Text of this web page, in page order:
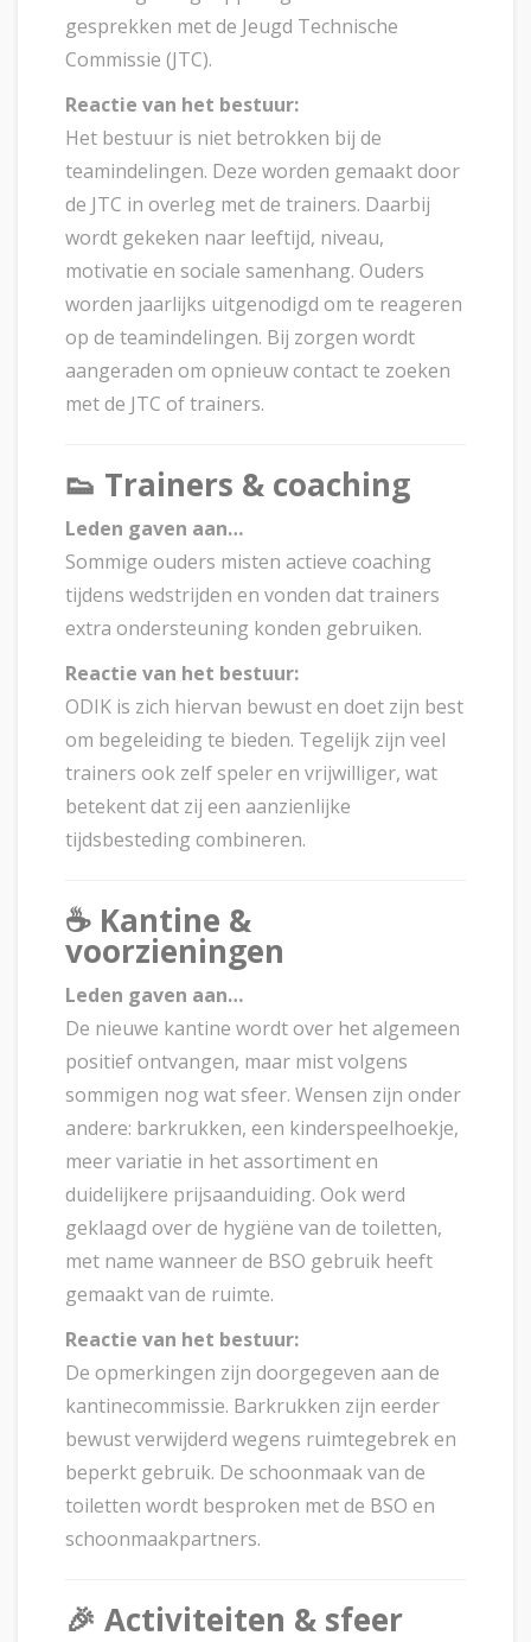
gesprekken met de Jeugd Technische
Commissie (JTC).
Reactie van het bestuur:
Het bestuur is niet betrokken bij de
teamindelingen. Deze worden gemaakt door
de JTC in overleg met de trainers. Daarbij
wordt gekeken naar leeftijd, niveau,
motivatie en sociale samenhang. Ouders
worden jaarlijks uitgenodigd om te reageren
op de teamindelingen. Bij zorgen wordt
aangeraden om opnieuw contact te zoeken
met de JTC of trainers.
👟 Trainers & coaching
Leden gaven aan…
Sommige ouders misten actieve coaching
tijdens wedstrijden en vonden dat trainers
extra ondersteuning konden gebruiken.
Reactie van het bestuur:
ODIK is zich hiervan bewust en doet zijn best
om begeleiding te bieden. Tegelijk zijn veel
trainers ook zelf speler en vrijwilliger, wat
betekent dat zij een aanzienlijke
tijdsbesteding combineren.
☕ Kantine &
voorzieningen
Leden gaven aan…
De nieuwe kantine wordt over het algemeen
positief ontvangen, maar mist volgens
sommigen nog wat sfeer. Wensen zijn onder
andere: barkrukken, een kinderspeelhoekje,
meer variatie in het assortiment en
duidelijkere prijsaanduiding. Ook werd
geklaagd over de hygiëne van de toiletten,
met name wanneer de BSO gebruik heeft
gemaakt van de ruimte.
Reactie van het bestuur:
De opmerkingen zijn doorgegeven aan de
kantinecommissie. Barkrukken zijn eerder
bewust verwijderd wegens ruimtegebrek en
beperkt gebruik. De schoonmaak van de
toiletten wordt besproken met de BSO en
schoonmaakpartners.
🎉 Activiteiten & sfeer